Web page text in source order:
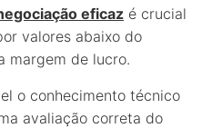
eficaz é crucial
valores abaixo do
margem de lucro.
o conhecimento técnico
avaliação correta do